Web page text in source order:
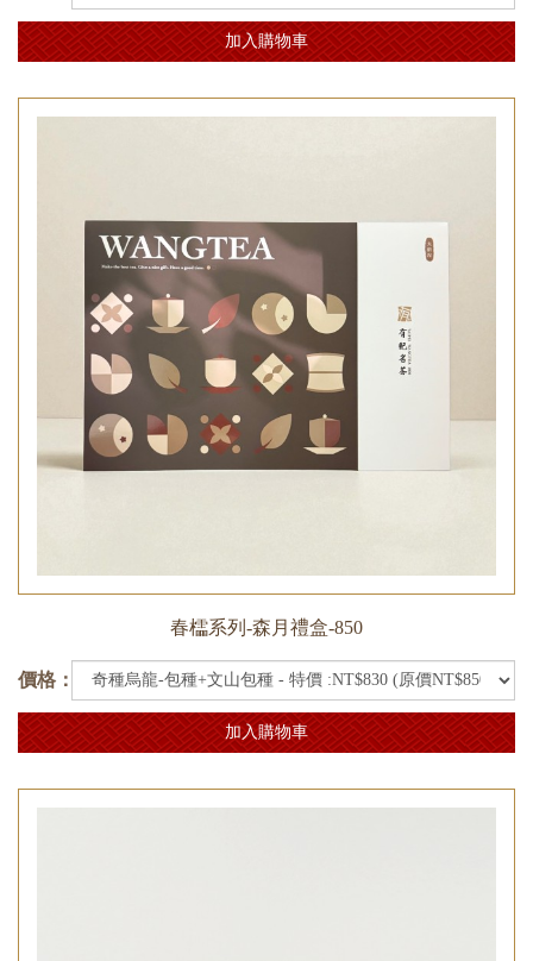
加入購物車
春櫺系列-森月禮盒-850
價格：
加入購物車